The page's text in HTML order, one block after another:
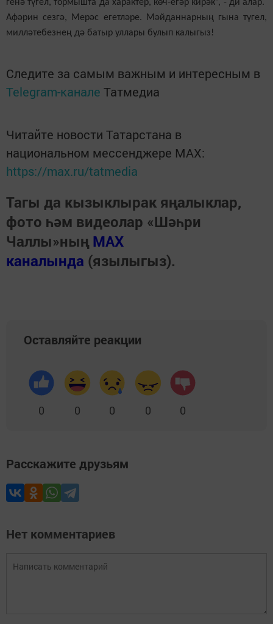
ге­нә тү­гел, тор­мыш­та да ха­рак­тер, көч-егәр ки­рәк”, - ди алар.
Афә­рин сез­гә, Ме­рәс егет­лә­ре. Мәй­дан­нар­ның гы­на тү­гел,
мил­лә­те­без­нең дә ба­тыр ул­ла­ры бу­лып ка­лы­гыз!
Следите за самым важным и интересным в
Telegram-канале Татмедиа
Читайте новости Татарстана в
национальном мессенджере MАХ:
https://max.ru/tatmedia
Тагы да кызыклырак яңалыклар,
фото һәм видеолар «Шәһри
Чаллы»ның MAX
каналында (язылыгыз).
Оставляйте реакции
0 0 0 0 0
Расскажите друзьям
Нет комментариев